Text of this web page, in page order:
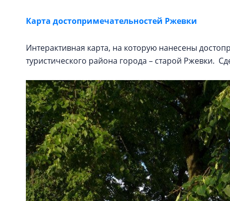
Карта достопримечательностей Ржевки
Интерактивная карта, на которую нанесены
туристического района города – старой Ржевки.